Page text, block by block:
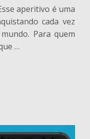
aperitivo é uma
cada vez
Para quem
…